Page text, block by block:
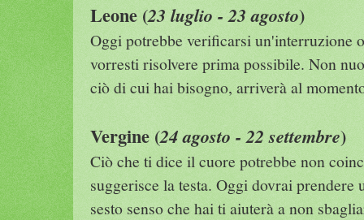
Leone (23 luglio - 23 agosto)
Oggi potrebbe verificarsi un'interruzione
vorresti risolvere prima possibile. Non
ciò di cui hai bisogno, arriverà al
Vergine (24 agosto - 22 settembre)
Ciò che ti dice il cuore potrebbe non
suggerisce la testa. Oggi dovrai
sesto senso che hai ti aiuterà a non